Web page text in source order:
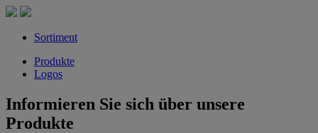
Sortiment
Produkte
Logos
Informieren Sie sich über unsere
Produkte